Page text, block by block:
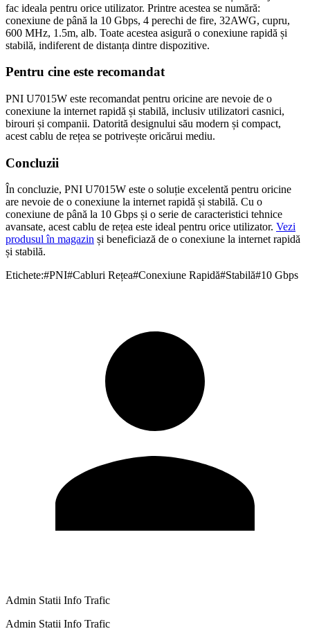
fac ideala pentru orice utilizator. Printre acestea se numără:
conexiune de până la 10 Gbps, 4 perechi de fire, 32AWG, cupru,
600 MHz, 1.5m, alb. Toate acestea asigură o conexiune rapidă și
stabilă, indiferent de distanța dintre dispozitive.
Pentru cine este recomandat
PNI U7015W este recomandat pentru oricine are nevoie de o
conexiune la internet rapidă și stabilă, inclusiv utilizatori casnici,
birouri și companii. Datorită designului său modern și compact,
acest cablu de rețea se potrivește oricărui mediu.
Concluzii
În concluzie, PNI U7015W este o soluție excelentă pentru oricine
are nevoie de o conexiune la internet rapidă și stabilă. Cu o
conexiune de până la 10 Gbps și o serie de caracteristici tehnice
avansate, acest cablu de rețea este ideal pentru orice utilizator. Vezi
produsul în magazin și beneficiază de o conexiune la internet rapidă
și stabilă.
Etichete:#PNI#Cabluri Rețea#Conexiune Rapidă#Stabilă#10 Gbps
Admin Statii Info Trafic
Admin Statii Info Trafic